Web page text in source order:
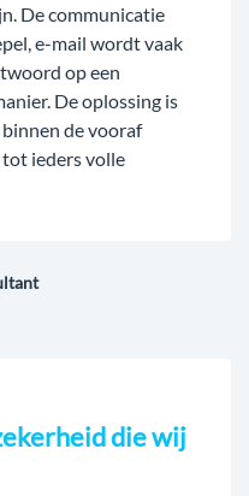
De communicatie
e-mail wordt vaak
op een
De oplossing is
de vooraf
ieders volle
die wij